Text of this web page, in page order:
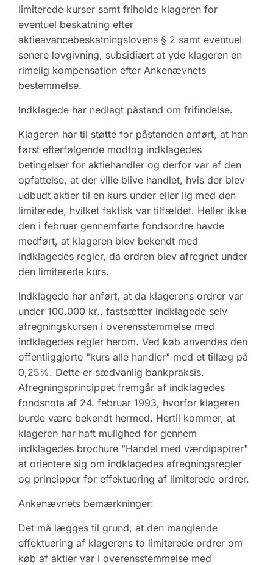
limiterede kurser samt friholde klageren for
eventuel beskatning efter
aktieavancebeskatningslovens § 2 samt eventuel
senere lovgivning, subsidiært at yde klageren en
rimelig kompensation efter Ankenævnets
bestemmelse.
Indklagede har nedlagt påstand om frifindelse.
Klageren har til støtte for påstanden anført, at han
først efterfølgende modtog indklagedes
betingelser for aktiehandler og derfor var af den
opfattelse, at der ville blive handlet, hvis der blev
udbudt aktier til en kurs under eller lig med den
limiterede, hvilket faktisk var tilfældet. Heller ikke
den i februar gennemførte fondsordre havde
medført, at klageren blev bekendt med
indklagedes regler, da ordren blev afregnet under
den limiterede kurs.
Indklagede har anført, at da klagerens ordrer var
under 100.000 kr., fastsætter indklagede selv
afregningskursen i overensstemmelse med
indklagedes regler herom. Ved køb anvendes den
offentliggjorte "kurs alle handler" med et tillæg på
0,25%. Dette er sædvanlig bankpraksis.
Afregningsprincippet fremgår af indklagedes
fondsnota af 24. februar 1993, hvorfor klageren
burde være bekendt hermed. Hertil kommer, at
klageren har haft mulighed for gennem
indklagedes brochure "Handel med værdipapirer"
at orientere sig om indklagedes afregningsregler
og principper for effektuering af limiterede ordrer.
Ankenævnets bemærkninger:
Det må lægges til grund, at den manglende
effektuering af klagerens to limiterede ordrer om
køb af aktier var i overensstemmelse med